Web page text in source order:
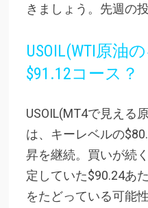
きましょう。先週の
USOIL(WTI原油
$91.12コース？
USOIL(MT4で見える
は、キーレベルの
昇を継続。買いが続
定していた$90.24あ
をたどっている可能